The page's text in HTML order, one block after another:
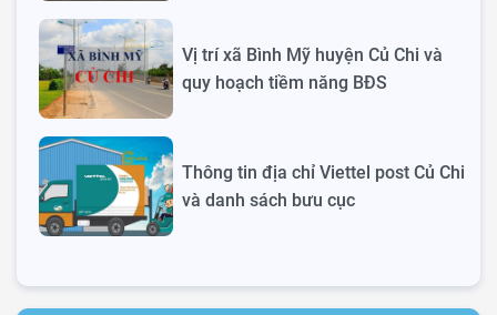
Vị trí xã Bình Mỹ huyện Củ Chi và
quy hoạch tiềm năng BĐS
Thông tin địa chỉ Viettel post Củ Chi
và danh sách bưu cục